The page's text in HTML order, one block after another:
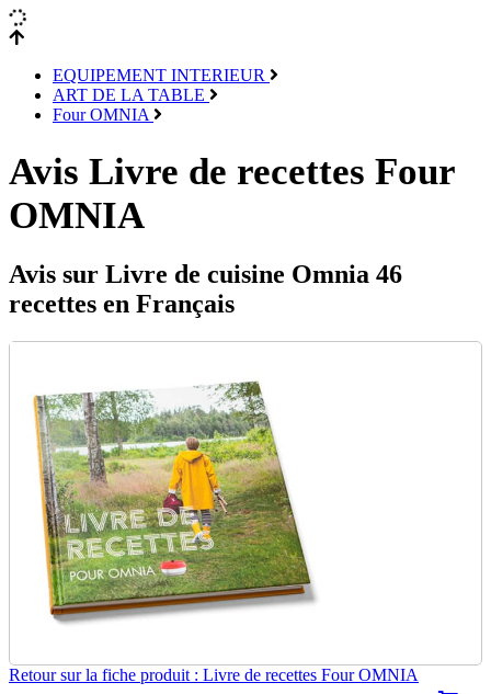
EQUIPEMENT INTERIEUR
ART DE LA TABLE
Four OMNIA
Avis Livre de recettes Four
OMNIA
Avis sur Livre de cuisine Omnia 46
recettes en Français
Retour sur la fiche produit : Livre de recettes Four OMNIA